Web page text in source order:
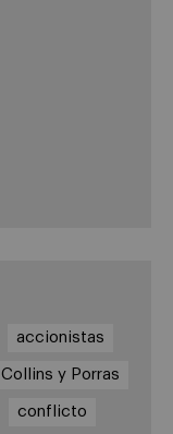
accionistas
Collins y Porras
conflicto